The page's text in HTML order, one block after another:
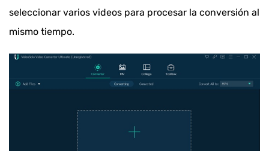
seleccionar varios videos para procesar la conversión al
mismo tiempo.